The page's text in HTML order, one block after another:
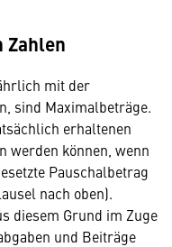
Zahlen
mit der
sind Maximalbeträge.
erhaltenen
werden können, wenn
Pauschalbetrag
nach oben).
diesem Grund im Zuge
und Beiträge